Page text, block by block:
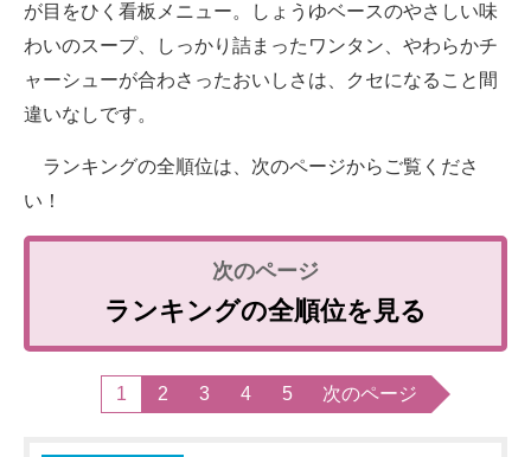
が目をひく看板メニュー。しょうゆベースのやさしい味
わいのスープ、しっかり詰まったワンタン、やわらかチ
ャーシューが合わさったおいしさは、クセになること間
違いなしです。
ランキングの全順位は、次のページからご覧くださ
い！
ランキングの全順位を見る
1 2 3 4 5 次のページ